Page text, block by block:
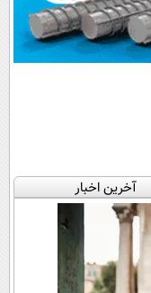
آخرین اخبار